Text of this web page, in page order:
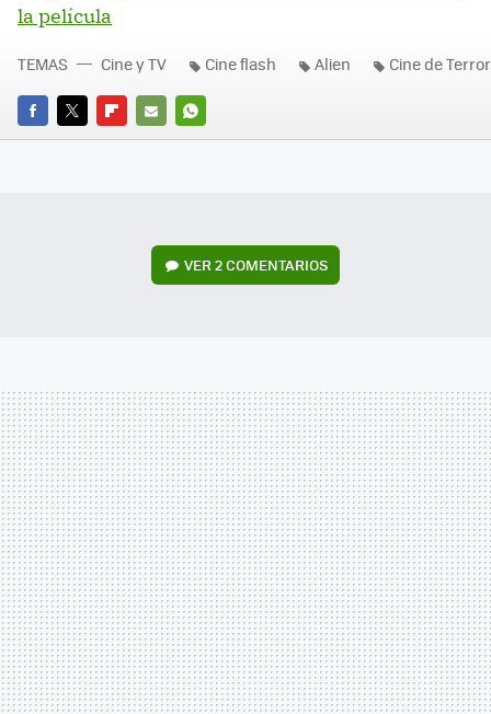
la película
FACEBOOK
TWITTERFLIPBOARD
E-
WHATSAPP
TEMAS Cine y TV Cine flash Alien Cine de Terror
VER2 COMENTARIOS